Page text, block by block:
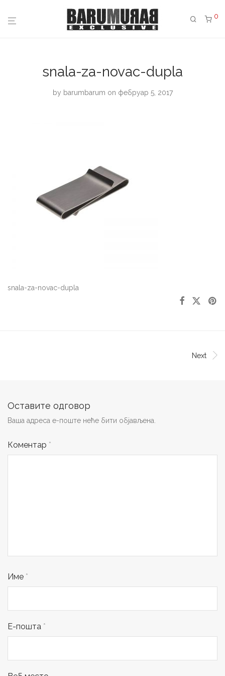
0
snala-za-novac-dupla
by barumbarum on фебруар 5, 2017
snala-za-novac-dupla
Next
Оставите одговор
Ваша адреса е-поште неће бити објављена.
Коментар *
Име *
Е-пошта *